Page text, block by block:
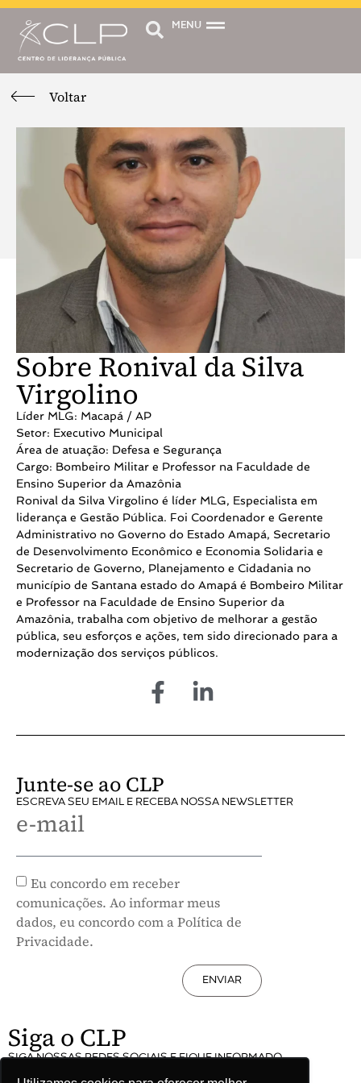
MENU
Voltar
Sobre Ronival da Silva
Virgolino
Líder MLG: Macapá / AP
Setor: Executivo Municipal
Área de atuação: Defesa e Segurança
Cargo: Bombeiro Militar e Professor na Faculdade de
Ensino Superior da Amazônia
Ronival da Silva Virgolino é líder MLG, Especialista em
liderança e Gestão Pública. Foi Coordenador e Gerente
Administrativo no Governo do Estado Amapá, Secretario
de Desenvolvimento Econômico e Economia Solidaria e
Secretario de Governo, Planejamento e Cidadania no
município de Santana estado do Amapá é Bombeiro Militar
e Professor na Faculdade de Ensino Superior da
Amazônia, trabalha com objetivo de melhorar a gestão
pública, seu esforços e ações, tem sido direcionado para a
modernização dos serviços públicos.
Junte-se ao CLP
ESCREVA SEU EMAIL E RECEBA NOSSA NEWSLETTER
e-mail
Eu concordo em receber
comunicações. Ao informar meus
dados, eu concordo com a Política de
Privacidade.
ENVIAR
Siga o CLP
SIGA NOSSAS REDES SOCIAIS E FIQUE INFORMADO